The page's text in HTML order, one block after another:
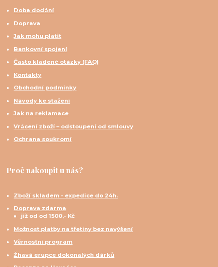
Doba dodání
Doprava
Jak mohu platit
Bankovní spojení
Často kladené otázky (FAQ)
Kontakty
Obchodní podmínky
Návody ke stažení
Jak na reklamace
Vrácení zboží – odstoupení od smlouvy
Ochrana soukromí
Proč nakoupit u nás?
Zboží skladem - expedice do 24h.
Doprava zdarma
již od od 1500,- Kč
Možnost platby na třetiny bez navýšení
Věrnostní program
Žhavá erupce dokonalých dárků